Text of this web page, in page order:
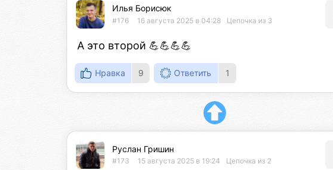
Илья Борисюк
#176 16 августа 2025 в 04:28 Цепочка из 3
А это второй 💪💪💪💪
Нравка 9 Ответить 1
Руслан Гришин
#173 15 августа 2025 в 19:24 Цепочка из 2